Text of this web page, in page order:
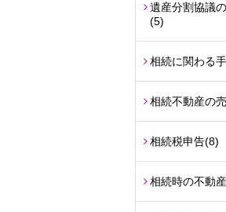
遺産分割協議
(5)
相続に関わる
相続不動産の
相続税申告(8)
相続時の不動